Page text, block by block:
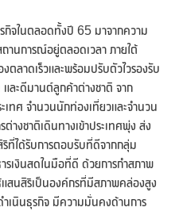
รกิจในตลอดทั้งปี 65 มาจากความ
นการณ์อยู่ตลอดเวลา ภายใต้
าดเร็วและพร้อมปรับตัวไวรองรับ
ละดีมานต์ลูกค้าต่างชาติ จาก
ทศ จำนวนนักท่องเที่ยวและจำนวน
างชาติเดินทางเข้าประเทศพุ่ง ส่ง
ที่ได้รับการตอบรับที่ดีจากกลุ่ม
รเงินสดในมือที่ดี ด้วยการกำสภาพ
นสิริเป็นองค์กรที่มีสภาพคล่องสูง
เนินธุรกิจ มีความมั่นคงด้านการ